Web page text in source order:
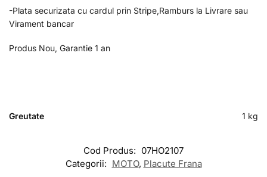
-Plata securizata cu cardul prin Stripe,Ramburs la Livrare sau
Virament bancar
Produs Nou, Garantie 1 an
Greutate 1 kg
Cod Produs: 07HO2107
Categorii: MOTO, Placute Frana